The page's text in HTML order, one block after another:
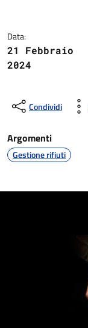
Data:
21 Febbraio
2024
Condividi
Argomenti
Gestione rifiuti